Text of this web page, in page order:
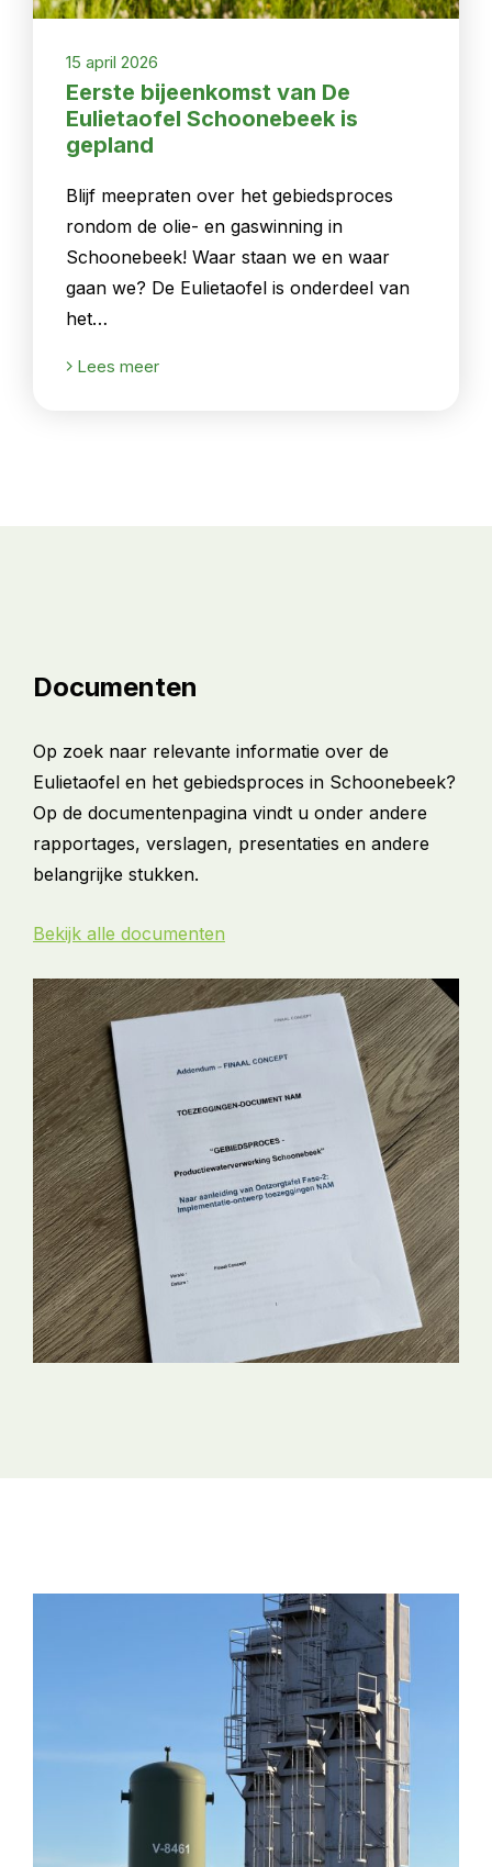
15 april 2026
Eerste bijeenkomst van De
Eulietaofel Schoonebeek is
gepland
Blijf meepraten over het gebiedsproces
rondom de olie- en gaswinning in
Schoonebeek! Waar staan we en waar
gaan we? De Eulietaofel is onderdeel van
het…
Lees meer
Documenten
Op zoek naar relevante informatie over de
Eulietaofel en het gebiedsproces in Schoonebeek?
Op de documentenpagina vindt u onder andere
rapportages, verslagen, presentaties en andere
belangrijke stukken.
Bekijk alle documenten